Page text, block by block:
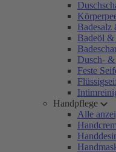
Badesalz
Badeöl
Dusch- &
Feste
Handpflege
Alle